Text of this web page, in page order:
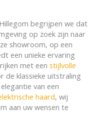
begrijpen we dat
op zoek zijn naar
showroom, op een
een unieke ervaring
met een stijlvolle
de klassieke uitstraling
van een
haard, wij
aan uw wensen te